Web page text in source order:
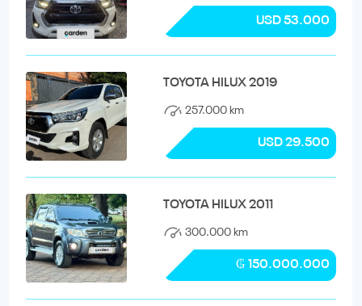
USD 53.000
TOYOTA HILUX 2019
257.000 km
USD 29.500
TOYOTA HILUX 2011
300.000 km
₲ 150.000.000